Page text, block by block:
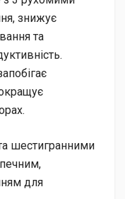
знижує
та
шестигранними
для